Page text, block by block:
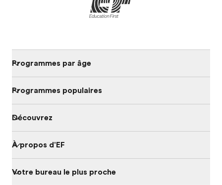
Programmes par âge
Programmes populaires
Découvrez
À propos d'EF
Votre bureau le plus proche